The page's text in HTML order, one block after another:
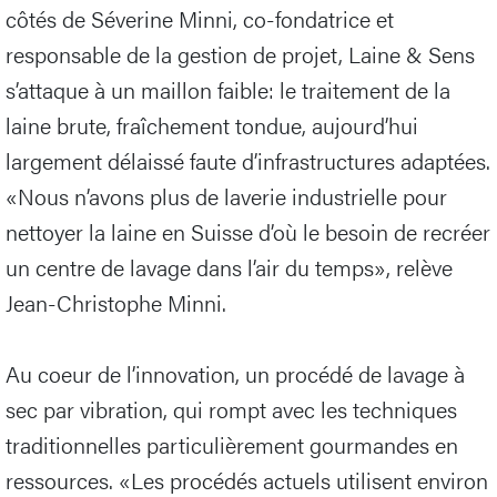
côtés de Séverine Minni, co-fondatrice et
responsable de la gestion de projet, Laine & Sens
s’attaque à un maillon faible: le traitement de la
laine brute, fraîchement tondue, aujourd’hui
largement délaissé faute d’infrastructures adaptées.
«Nous n’avons plus de laverie industrielle pour
nettoyer la laine en Suisse d’où le besoin de recréer
un centre de lavage dans l’air du temps», relève
Jean-Christophe Minni.
Au coeur de l’innovation, un procédé de lavage à
sec par vibration, qui rompt avec les techniques
traditionnelles particulièrement gourmandes en
ressources. «Les procédés actuels utilisent environ